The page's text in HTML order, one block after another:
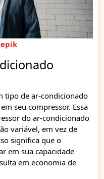
tipo de ar-condicionado
seu compressor. Essa
do ar-condicionado
variável, em vez de
significa que o
em sua capacidade
em economia de